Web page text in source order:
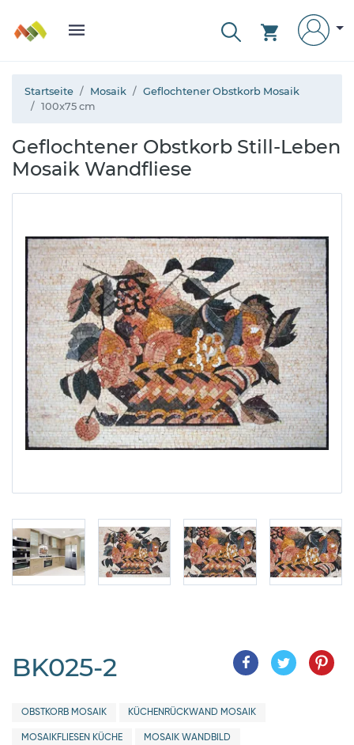
Startseite Mosaik
Geflochtener Obstkorb Mosaik
100x75 cm
Geflochtener Obstkorb Still-Leben
Mosaik Wandfliese
BK025-2
OBSTKORB MOSAIK KÜCHENRÜCKWAND MOSAIK
MOSAIKFLIESEN KÜCHE MOSAIK WANDBILD